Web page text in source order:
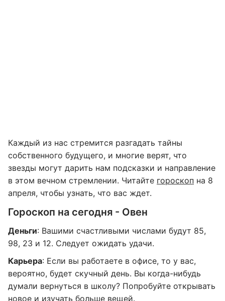
Каждый из нас стремится разгадать тайны
собственного будущего, и многие верят, что
звезды могут дарить нам подсказки и направление
в этом вечном стремлении. Читайте гороскоп на 8
апреля, чтобы узнать, что вас ждет.
Гороскоп на сегодня - Овен
Деньги: Вашими счастливыми числами будут 85,
98, 23 и 12. Следует ожидать удачи.
Карьера: Если вы работаете в офисе, то у вас,
вероятно, будет скучный день. Вы когда-нибудь
думали вернуться в школу? Попробуйте открывать
новое и изучать больше вещей.